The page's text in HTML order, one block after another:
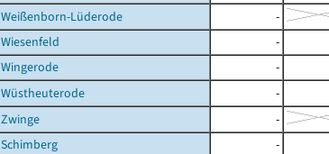
Weißenborn-Lüderode
-
Wiesenfeld
-
Wingerode
-
Wüstheuterode
-
Zwinge
-
Schimberg
-